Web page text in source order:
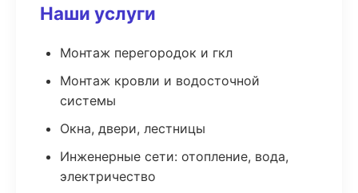
Наши услуги
Монтаж перегородок и гкл
Монтаж кровли и водосточной
системы
Окна, двери, лестницы
Инженерные сети: отопление, вода,
электричество